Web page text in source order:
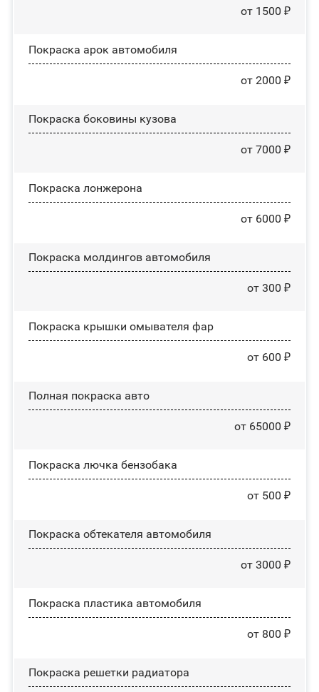
от 1500 ₽
Покраска арок автомобиля
от 2000 ₽
Покраска боковины кузова
от 7000 ₽
Покраска лонжерона
от 6000 ₽
Покраска молдингов автомобиля
от 300 ₽
Покраска крышки омывателя фар
от 600 ₽
Полная покраска авто
от 65000 ₽
Покраска лючка бензобака
от 500 ₽
Покраска обтекателя автомобиля
от 3000 ₽
Покраска пластика автомобиля
от 800 ₽
Покраска решетки радиатора